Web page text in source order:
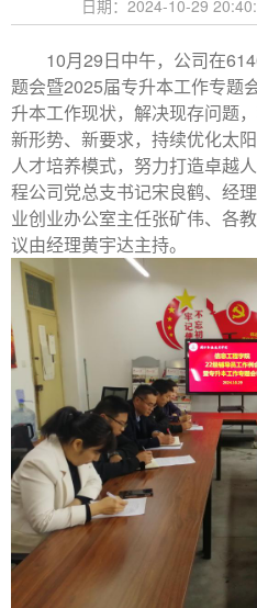
日期：2024-10-29
10月29日中午，公司在
题会暨2025届专升本工作专题
升本工作现状，解决现存问题，
新形势、新要求，持续优化太
人才培养模式，努力打造卓越
程公司党总支书记宋良鹤、经理
业创业办公室主任张矿伟、 各
议由经理黄宇达主持。